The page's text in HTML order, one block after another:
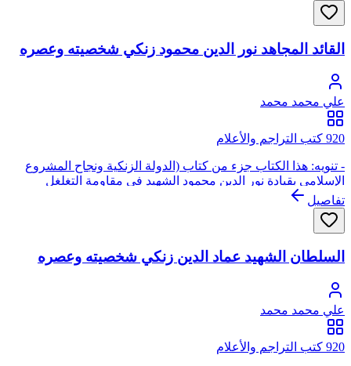
القائد المجاهد نور الدين محمود زنكي شخصيته وعصره
علي محمد محمد
920 كتب التراجم والأعلام
- تنويه: هذا الكتاب جزء من كتاب (الدولة الزنكية ونجاح المشروع
الإسلامي بقيادة نور الدين محمود الشهيد في مقاومة التغلغل
الباطني والغزو الصليبي)
تفاصيل
السلطان الشهيد عماد الدين زنكي شخصيته وعصره
علي محمد محمد
920 كتب التراجم والأعلام